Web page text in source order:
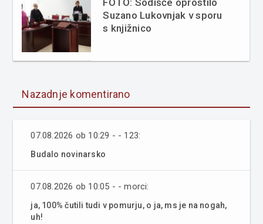
FOTO: Sodišče oprostilo
Suzano Lukovnjak v sporu
s knjižnico
Nazadnje komentirano
07.08.2026 ob 10:29 - - 123:
Budalo novinarsko
07.08.2026 ob 10:05 - - morci:
ja, 100% čutili tudi v pomurju, o ja, ms je na nogah,
uh!